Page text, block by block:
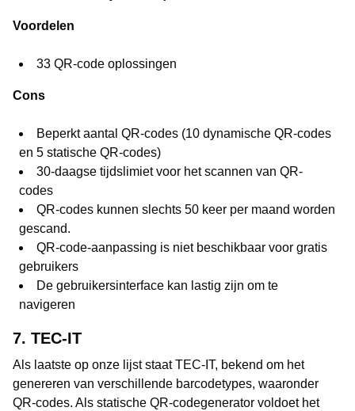
Voordelen
33 QR-code oplossingen
Cons
Beperkt aantal QR-codes (10 dynamische QR-codes
en 5 statische QR-codes)
30-daagse tijdslimiet voor het scannen van QR-
codes
QR-codes kunnen slechts 50 keer per maand worden
gescand.
QR-code-aanpassing is niet beschikbaar voor gratis
gebruikers
De gebruikersinterface kan lastig zijn om te
navigeren
7. TEC-IT
Als laatste op onze lijst staat TEC-IT, bekend om het
genereren van verschillende barcodetypes, waaronder
QR-codes. Als statische QR-codegenerator voldoet het